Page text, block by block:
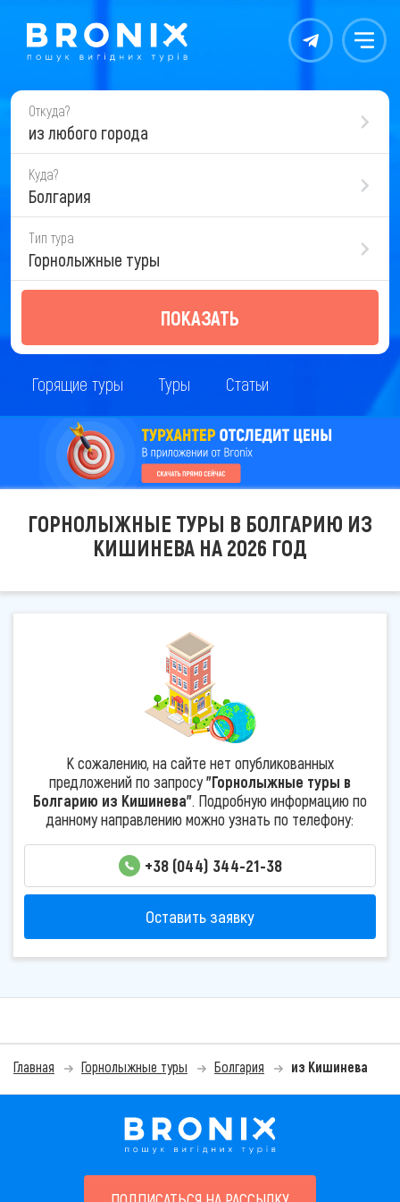
Контакты Меню
Откуда?
из любого города
Куда?
Болгария
Тип тура
Горнолыжные туры
ПОКАЗАТЬ
Горящие туры Туры Статьи
ГОРНОЛЫЖНЫЕ ТУРЫ В БОЛГАРИЮ ИЗ
КИШИНЕВА НА 2026 ГОД
К сожалению, на сайте нет опубликованных
предложений по запросу"Горнолыжные туры в
Болгарию из Кишинева". Подробную информацию по
данному направлению можно узнать по телефону:
+38 (044) 344-21-38
Оставить заявку
Главная Горнолыжные туры Болгария из Кишинева